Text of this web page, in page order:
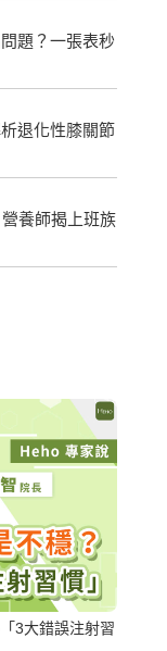
題？一張表秒
退化性膝關節
養師揭上班族
3大錯誤注射習